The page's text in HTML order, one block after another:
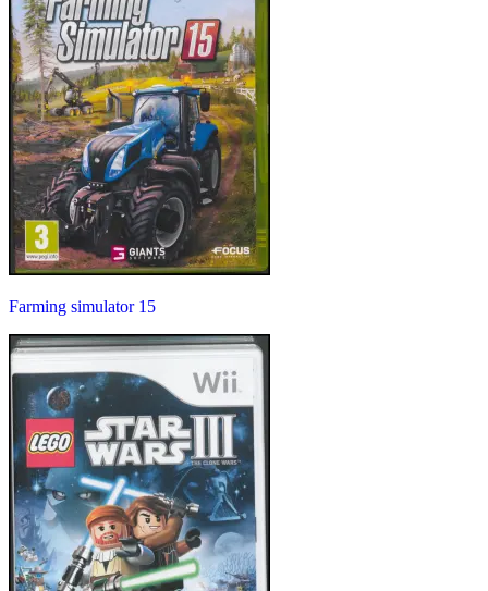
Farming simulator 15